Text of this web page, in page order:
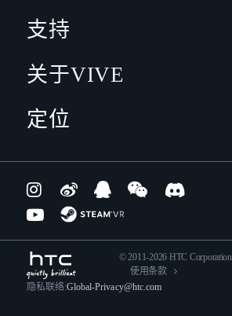
支持
关于VIVE
定位
© 2011-2026 HTC Corporation
使用条款
隐私联络:Global-Privacy@htc.com